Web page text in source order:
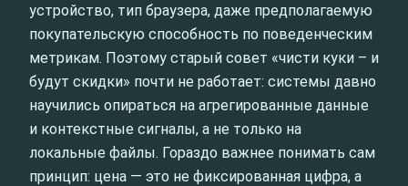
устройство, тип браузера, даже предполагаемую
покупательскую способность по поведенческим
метрикам. Поэтому старый совет «чисти куки – и
будут скидки» почти не работает: системы давно
научились опираться на агрегированные данные
и контекстные сигналы, а не только на
локальные файлы. Гораздо важнее понимать сам
принцип: цена — это не фиксированная цифра, а